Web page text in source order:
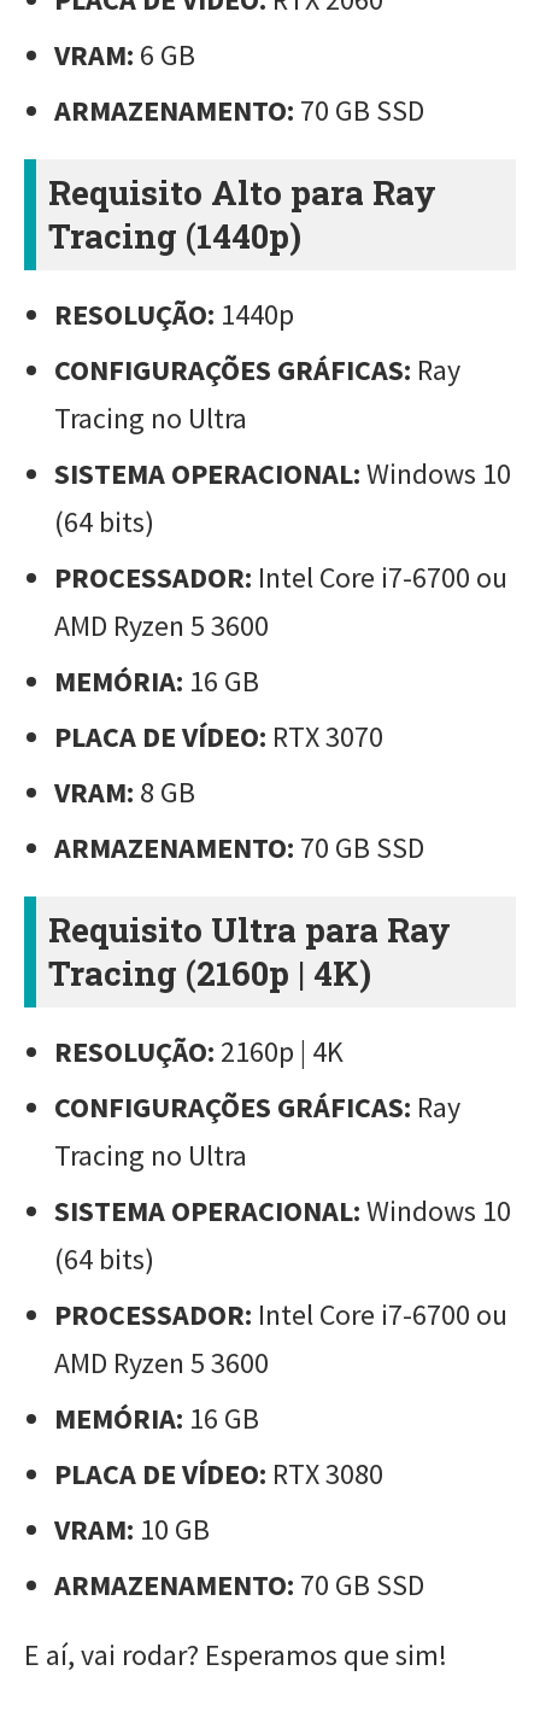
VRAM: 6 GB
ARMAZENAMENTO: 70 GB SSD
Requisito Alto para Ray
Tracing (1440p)
RESOLUÇÃO: 1440p
CONFIGURAÇÕES GRÁFICAS: Ray
Tracing no Ultra
SISTEMA OPERACIONAL:Windows 10
(64 bits)
PROCESSADOR: Intel Core i7-6700 ou
AMD Ryzen 5 3600
MEMÓRIA: 16 GB
PLACA DE VÍDEO: RTX 3070
VRAM: 8 GB
ARMAZENAMENTO: 70 GB SSD
Requisito Ultra para Ray
Tracing (2160p | 4K)
RESOLUÇÃO: 2160p | 4K
CONFIGURAÇÕES GRÁFICAS: Ray
Tracing no Ultra
SISTEMA OPERACIONAL:Windows 10
(64 bits)
PROCESSADOR: Intel Core i7-6700 ou
AMD Ryzen 5 3600
MEMÓRIA: 16 GB
PLACA DE VÍDEO: RTX 3080
VRAM: 10 GB
ARMAZENAMENTO: 70 GB SSD
E aí, vai rodar? Esperamos que sim!